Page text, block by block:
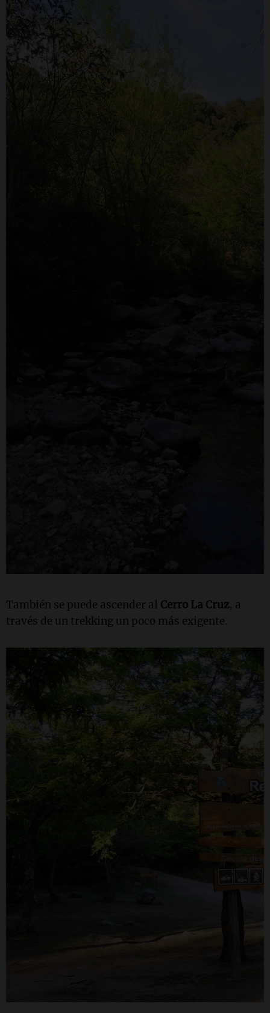
También se puede ascender al Cerro La Cruz, a
través de un trekking un poco más exigente.